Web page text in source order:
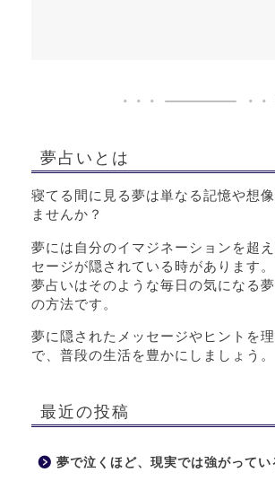
夢占いとは
寝てる間に見る夢は単なる記憶や想
ませんか？
夢には自分のイマジネーションを超
セージが隠されている時があります。
夢占いはそのような毎日の気になる
の方法です。
夢に隠されたメッセージやヒントを
で、普段の生活を豊かにしましょう。
最近の投稿
夢で泣くほど、現実では強がってい